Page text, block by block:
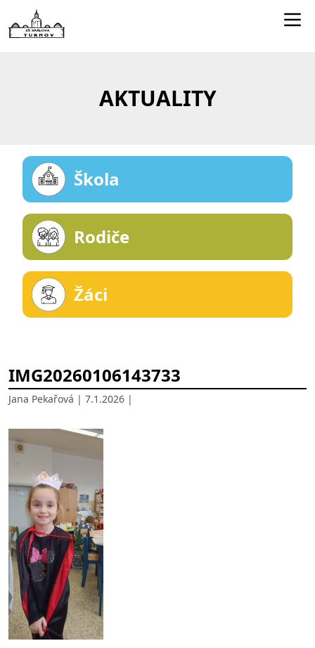
Kontakty
AKTUALITY
Škola
Rodiče
Žáci
IMG20260106143733
Jana Pekařová | 7.1.2026 |